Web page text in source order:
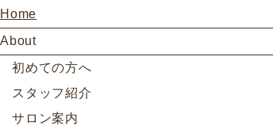
Home
About
初めての方へ
スタッフ紹介
サロン案内